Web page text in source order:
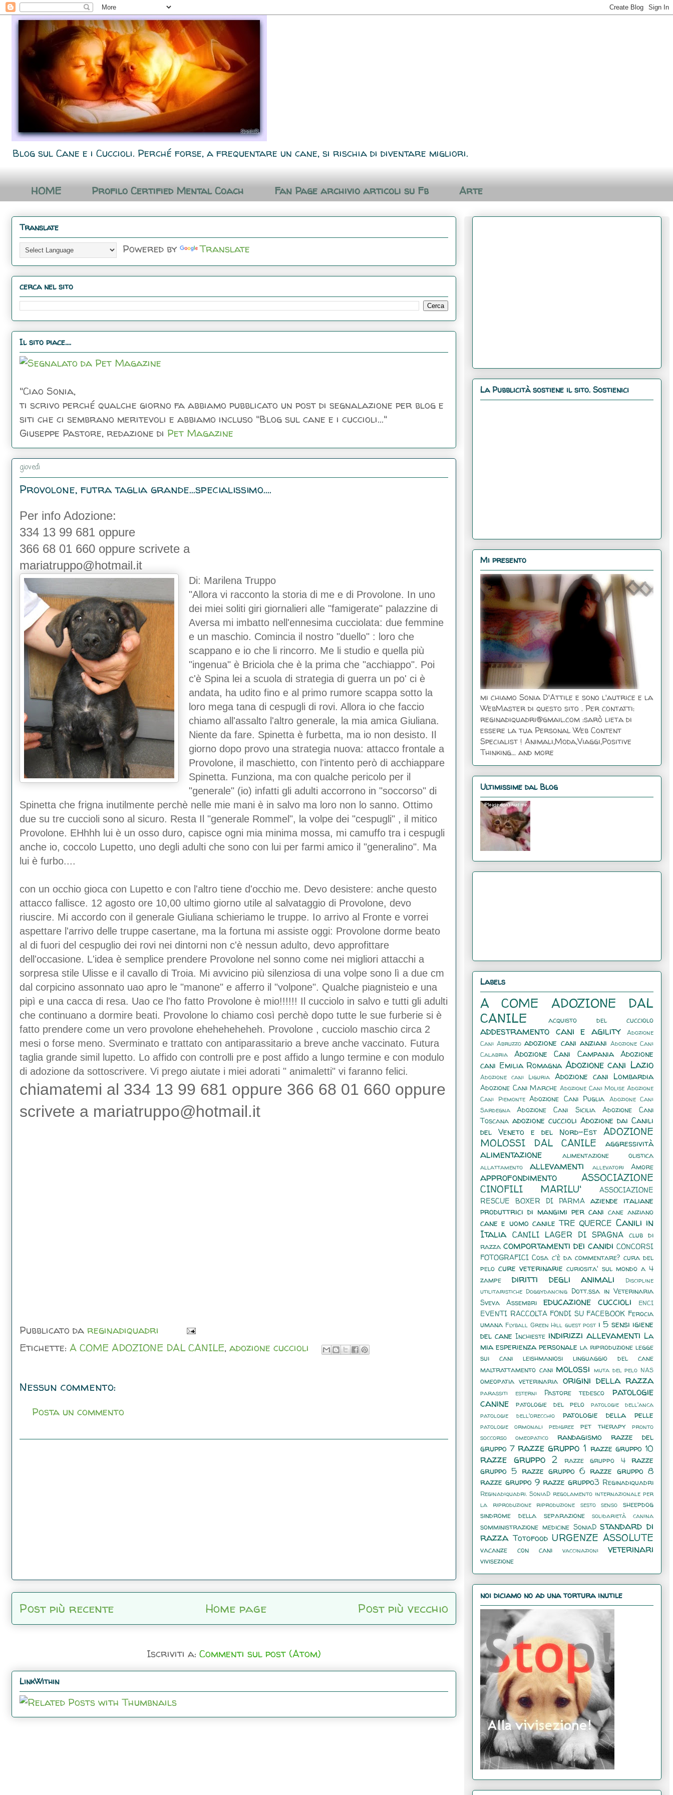
Blog sul Cane e i Cuccioli. Perché forse, a frequentare un cane, si rischia di diventare migliori.
HOME Profilo Certified Mental Coach Fan Page archivio articoli su Fb Arte
Translate
Powered by Translate
cerca nel sito
Il sito piace....
"Ciao Sonia,
ti scrivo perché qualche giorno fa abbiamo pubblicato un post di segnalazione per blog e
siti che ci sembrano meritevoli e abbiamo incluso "Blog sul cane e i cuccioli..."
Giuseppe Pastore, redazione di Pet Magazine
giovedì
Provolone, futra taglia grande...specialissimo....
Per info Adozione:
334 13 99 681 oppure
366 68 01 660 oppure scrivete a
mariatruppo@hotmail.it
Di: Marilena Truppo
"Allora vi racconto la storia di me e di Provolone. In uno
dei miei soliti giri giornalieri alle "famigerate" palazzine di
Aversa mi imbatto nell'ennesima cucciolata: due femmine
e un maschio. Comincia il nostro "duello" : loro che
scappano e io che li rincorro. Me li studio e quella più
"ingenua" è Briciola che è la prima che "acchiappo". Poi
c'è Spina lei a scuola di strategia di guerra un po' ci è
andata, ha udito fino e al primo rumore scappa sotto la
loro mega tana di cespugli di rovi. Allora io che faccio
chiamo all'assalto l'altro generale, la mia amica Giuliana.
Niente da fare. Spinetta è furbetta, ma io non desisto. Il
giorno dopo provo una strategia nuova: attacco frontale a
Provolone, il maschietto, con l'intento però di acchiappare
Spinetta. Funziona, ma con qualche pericolo per il
"generale" (io) infatti gli adulti accorrono in "soccorso" di
Spinetta che frigna inutilmente perchè nelle mie mani è in salvo ma loro non lo sanno. Ottimo
due su tre cuccioli sono al sicuro. Resta Il "generale Rommel", la volpe dei "cespugli" , il mitico
Provolone. EHhhh lui è un osso duro, capisce ogni mia minima mossa, mi camuffo tra i cespugli
anche io, coccolo Lupetto, uno degli adulti che sono con lui per farmi amico il "generalino". Ma
lui è furbo....
con un occhio gioca con Lupetto e con l'altro tiene d'occhio me. Devo desistere: anche questo
attacco fallisce. 12 agosto ore 10,00 ultimo giorno utile al salvataggio di Provolone, devo
riuscire. Mi accordo con il generale Giuliana schieriamo le truppe. Io arrivo al Fronte e vorrei
aspettare l'arrivo delle truppe casertane, ma la fortuna mi assiste oggi: Provolone dorme beato
al di fuori del cespuglio dei rovi nei dintorni non c'è nessun adulto, devo approfittare
dell'occasione. L'idea è semplice prendere Provolone nel sonno come nei migliori attacchi a
sorpresa stile Ulisse e il cavallo di Troia. Mi avvicino più silenziosa di una volpe sono lì a due cm
dal corpicino assonnato uao apro le "manone" e afferro il "volpone". Qualche piagnisteio e una
pipì e una cacca di resa. Uao ce l'ho fatto Provolone è mio!!!!!! Il cucciolo in salvo e tutti gli adulti
che continuano a dormire beati. Provolone lo chiamo così perchè dopo tutte le sue furberie si è
fatto prendere come un vero provolone eheheheheheh. Provolone , cucciolo maschio circa 2
mesi o forse meno. Sverminato e trattato con antiparassitario a breve anche vaccinato. Futura
taglia grande simil lupetto. Lo affido con controlli pre e post affido a lungo termine e con modulo
di adozione da sottoscrivere. Vi prego aiutate i miei adorati " animaletti" vi faranno felici.
chiamatemi al 334 13 99 681 oppure 366 68 01 660 oppure
scrivete a mariatruppo@hotmail.it
Pubblicato da reginadiquadri
Etichette: A COME ADOZIONE DAL CANILE, adozione cuccioli
Nessun commento:
Posta un commento
Post più recente Post più vecchio
Home page
Iscriviti a: Commenti sul post (Atom)
LinkWithin
La Pubblicità sostiene il sito. Sostienici
Mi presento
mi chiamo Sonia D'Attile e sono l'autrice e la
WebMaster di questo sito . Per contatti:
reginadiquadri@gmail.com :sarò lieta di
essere la tua Personal Web Content
Specialist ! Animali,Moda,Viaggi,Positive
Thinking... and more
Ultimissime dal Blog
Labels
A COME ADOZIONE DAL
CANILE
acquisto del cucciolo
addestramento cani e agility
Adozione
Cani Abruzzo adozione cani anziani Adozione Cani
Calabria
Adozione Cani Campania
Adozione
cani Emilia Romagna Adozione cani Lazio
Adozione cani Liguria Adozione cani Lombardia
Adozione Cani Marche Adozione Cani Molise Adozione
Cani Piemonte Adozione Cani Puglia Adozione Cani
Sardegna
Adozione Cani Sicilia
Adozione Cani
Toscana adozione cuccioli Adozione dai Canili
del Veneto e del Nord-Est ADOZIONE
MOLOSSI DAL CANILE
aggressività
alimentazione alimentazione olistica
allattamento allevamenti allevatori Amore
approfondimento
ASSOCIAZIONE
CINOFILI MARILU'
ASSOCIAZIONE
RESCUE BOXER DI PARMA aziende italiane
produttrici di mangimi per cani cane anziano
cane e uomo canile TRE QUERCE Canili in
Italia CANILI LAGER DI SPAGNA club di
razza comportamenti dei canidi CONCORSI
FOTOGRAFICI Cosa c'è da commentare? cura del
pelo cure veterinarie curiosita' sul mondo a 4
zampe
diritti degli animali
Discipline
utilitaristiche Doggydancing Dott.ssa in Veterinaria
Sveva Assembri
educazione cuccioli ENCI
EVENTI RACCOLTA FONDI SU FACEBOOK Ferocia
umana Flyball Green Hill guest post i 5 sensi igiene
del cane Inchieste indirizzi allevamenti La
mia esperienza personale la riproduzione legge
sui cani
leishmaniosi
linguaggio del cane
maltrattamento cani molossi muta del pelo NAS
omeopatia veterinaria origini della razza
parassiti esterni Pastore tedesco
patologie
canine
patologie del pelo
patologie dell'anca
patologie dell'orecchio
patologie della pelle
patologie ormonali pedigree pet therapy
pronto
soccorso omeopatico
randagismo
razze del
gruppo 7 razze gruppo 1 razze gruppo 10
razze gruppo 2 razze gruppo 4
razze
gruppo 5 razze gruppo 6 razze gruppo 8
razze gruppo 9 razze gruppo3 Reginadiquadri
Reginadiquadri. SoniaD regolamento internazionale per
la riproduzione
riproduzione sesto senso
sheepdog
sindrome della separazione
solidarietà canina
somministrazione medicine SoniaD standard di
razza Totofood URGENZE ASSOLUTE
vacanze con cani vaccinazioni veterinari
vivisezione
noi diciamo no ad una tortura inutile